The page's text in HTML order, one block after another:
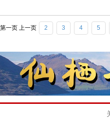
第一页 上一页 2 3 4 5